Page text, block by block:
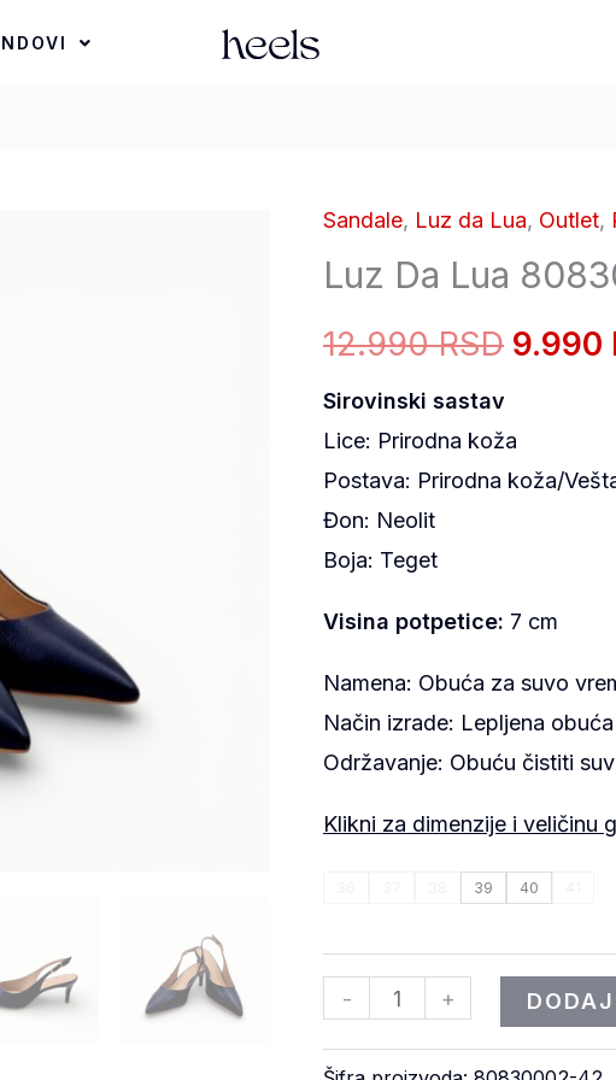
Sandale, Luz da Lua, Outlet,
Luz Da Lua
12.990 RSD
cena
je
9.990
Sirovinski sastav
Lice: Prirodna koža
Postava: Prirodna koža/
Đon: Neolit
Boja: Teget
Visina potpetice: 7 cm
Namena: Obuća za suvo
Način izrade: Lepljena obuća
Održavanje: Obuću čistiti
Klikni za dimenzije i veličinu
39 40
-
Luz
Da
80830002-
42
Netuno
količina
+